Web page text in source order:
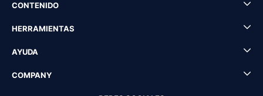
CONTENIDO
HERRAMIENTAS
AYUDA
COMPANY